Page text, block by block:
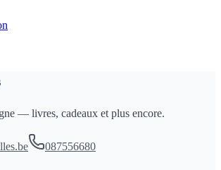
— livres, cadeaux et plus encore.
087556680